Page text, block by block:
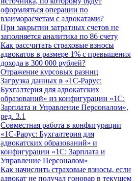
оформляться операции по
взаиморасчетам с адвокатами?
При закрытии затратных счетов не
заполняется аналитика по 86 счету
Как рассчитать страховые взносы
адвокатов в размере 1% с превышения
дохода в 300 000 рублей?
Отражение курсовых разниц
Загрузка данных в «1С-Рарус:
Бухгалтерия для адвокатских
образований» из конфигурации «1С:
Зарплата и Управление Персоналом»,
ред. 3.1
Совместная работа в конфигурации
«1С-Рарус: Бухгалтерия для
адвокатских образований» и
конфигурации «1С: Зарплата и
Управление Персоналом»
Как начислить страховые взносы, если
адвокат не получал гонорар в текущем